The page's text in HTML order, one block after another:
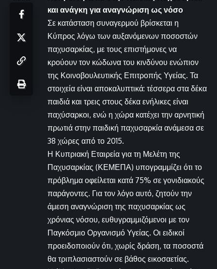
και ανάγκη για αναγνώριση ως νόσο
Σε κατάσταση συναγερμού βρίσκεται η
Κύπρος λόγω των αυξανόμενων ποσοστών
παχυσαρκίας, με τους επιστήμονες να
κρούουν τον κώδωνα του κινδύνου ενώπιον
της Κοινοβουλευτικής Επιτροπής Υγείας. Τα
στοιχεία είναι αποκαλυπτικά: τέσσερα στα δέκα
παιδιά και τρεις στους δέκα ενήλικες είναι
παχύσαρκοι, ενώ η χώρα κατέχει την αρνητική
πρωτιά στην παιδική παχυσαρκία ανάμεσα σε
38 χώρες από το 2015.
Η Κυπριακή Εταιρεία για τη Μελέτη της
Παχυσαρκίας (ΚΕΜΕΠΑ) υπογραμμίζει ότι το
πρόβλημα οφείλεται κατά 75% σε γονιδιακούς
παράγοντες. Για τον λόγο αυτό, ζητούν την
άμεση αναγνώριση της παχυσαρκίας ως
χρόνιας νόσου, ευθυγραμμιζόμενοι με τον
Παγκόσμιο Οργανισμό Υγείας. Οι ειδικοί
προειδοποιούν ότι, χωρίς δράση, τα ποσοστά
θα τριπλασιαστούν σε βάθος εικοσαετίας.